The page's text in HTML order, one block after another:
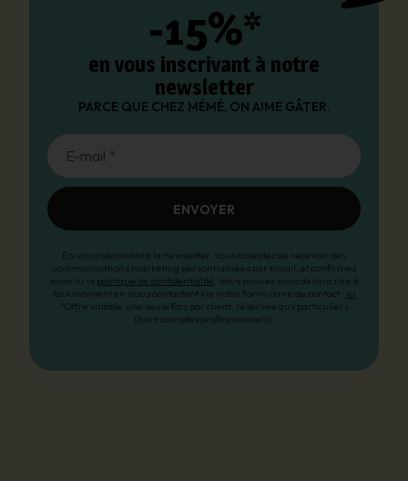
-15%*
en vous inscrivant à notre
newsletter
PARCE QUE CHEZ MÉMÉ, ON AIME GÂTER.
E-mail *
ENVOYER
En vous abonnant à la newsletter, vous acceptez de recevoir des
communications marketing personnalisées par email, et confirmez
avoir lu la politique de confidentialité . Vous pouvez vous désinscrire à
tout moment en nous contactant via notre formulaire de contact : ici
*Offre valable une seule fois par client, réservée aux particuliers
(hors comptes professionnels).